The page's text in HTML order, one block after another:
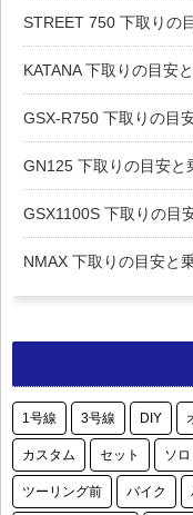
STREET 750 下取りの
KATANA 下取りの目安
GSX-R750 下取りの目
GN125 下取りの目安と
GSX1100S 下取りの目
NMAX 下取りの目安と
1号線 3号線 DIY
カスタム セット ソロ
ツーリング前 バイク